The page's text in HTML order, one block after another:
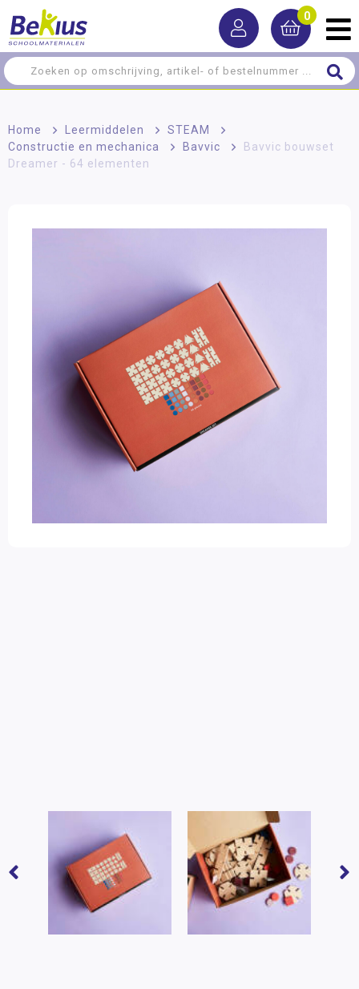
0
Home > Leermiddelen > STEAM
>
Constructie en mechanica
> Bavvic >
Bavvic bouwset
Dreamer - 64 elementen